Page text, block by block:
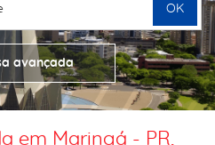
avançada
OK
em Maringá - PR,